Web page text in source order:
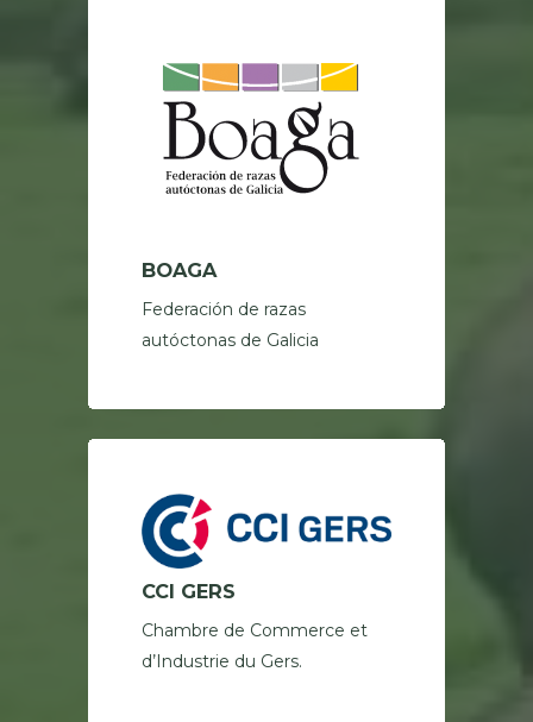
BOAGA
Federación de razas
autóctonas de Galicia
CCI GERS
Chambre de Commerce et
d’Industrie du Gers.